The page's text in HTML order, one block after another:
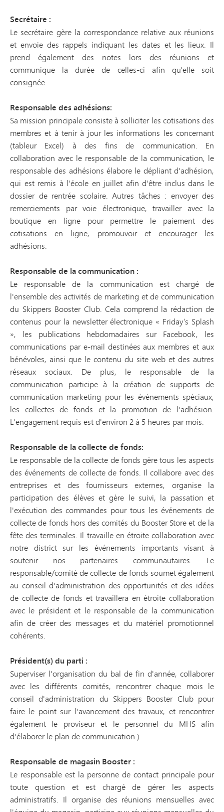
Secrétaire :
Le secrétaire gère la correspondance relative aux réunions
et envoie des rappels indiquant les dates et les lieux. Il
prend également des notes lors des réunions et
communique la durée de celles-ci afin qu'elle soit
consignée.
Responsable des adhésions:
Sa mission principale consiste à solliciter les cotisations des
membres et à tenir à jour les informations les concernant
(tableur Excel) à des fins de communication. En
collaboration avec le responsable de la communication, le
responsable des adhésions élabore le dépliant d'adhésion,
qui est remis à l'école en juillet afin d'être inclus dans le
dossier de rentrée scolaire. Autres tâches : envoyer des
remerciements par voie électronique, travailler avec la
boutique en ligne pour permettre le paiement des
cotisations en ligne, promouvoir et encourager les
adhésions.
Responsable de la communication :
Le responsable de la communication est chargé de
l'ensemble des activités de marketing et de communication
du Skippers Booster Club. Cela comprend la rédaction de
contenus pour la newsletter électronique « Friday’s Splash
», les publications hebdomadaires sur Facebook, les
communications par e-mail destinées aux membres et aux
bénévoles, ainsi que le contenu du site web et des autres
réseaux sociaux. De plus, le responsable de la
communication participe à la création de supports de
communication marketing pour les événements spéciaux,
les collectes de fonds et la promotion de l'adhésion.
L'engagement requis est d'environ 2 à 5 heures par mois.
Responsable de la collecte de fonds:
Le responsable de la collecte de fonds gère tous les aspects
des événements de collecte de fonds. Il collabore avec des
entreprises et des fournisseurs externes, organise la
participation des élèves et gère le suivi, la passation et
l'exécution des commandes pour tous les événements de
collecte de fonds hors des comités du Booster Store et de la
fête des terminales. Il travaille en étroite collaboration avec
notre district sur les événements importants visant à
soutenir nos partenaires communautaires. Le
responsable/comité de collecte de fonds soumet également
au conseil d'administration des opportunités et des idées
de collecte de fonds et travaillera en étroite collaboration
avec le président et le responsable de la communication
afin de créer des messages et du matériel promotionnel
cohérents.
Président(s) du parti :
Superviser l'organisation du bal de fin d'année, collaborer
avec les différents comités, rencontrer chaque mois le
conseil d'administration du Skippers Booster Club pour
faire le point sur l'avancement des travaux, et rencontrer
également le proviseur et le personnel du MHS afin
d'élaborer le plan de communication.)
Responsable de magasin Booster :
Le responsable est la personne de contact principale pour
toute question et est chargé de gérer les aspects
administratifs. Il organise des réunions mensuelles avec